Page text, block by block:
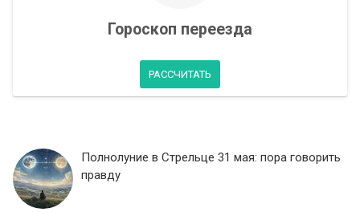
Гороскоп переезда
РАССЧИТАТЬ
Полнолуние в Стрельце 31 мая: пора говорить
правду